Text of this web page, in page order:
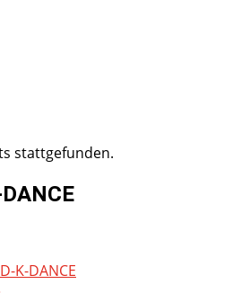
stattgefunden.
K-DANCE